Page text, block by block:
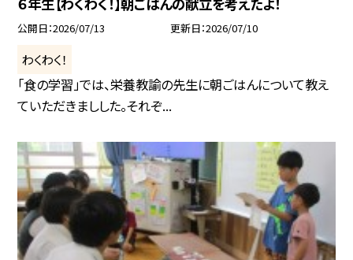
公開日 2026/07/13 更新日 2026/07/10
わくわく！
「食の学習」では、栄養教諭の先生に朝ごはんについて教え
ていただきましした。それぞ...